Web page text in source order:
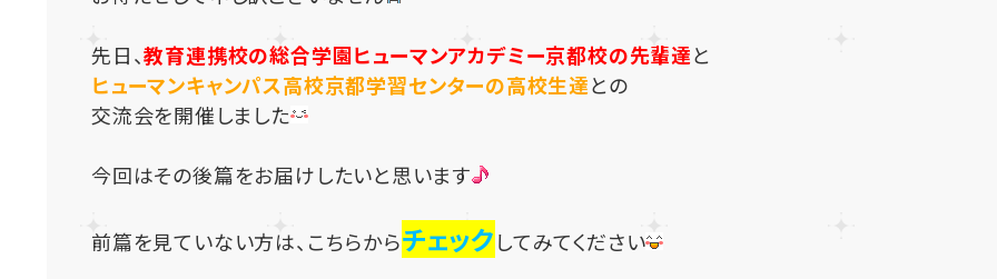
先日、教育連携校の総合学園ヒューマンアカデミー京都校の先輩達と
ヒューマンキャンパス高校京都学習センターの高校生達との
交流会を開催しました
今回はその後篇をお届けしたいと思います
前篇を見ていない方は、こちらからチェックしてみてください